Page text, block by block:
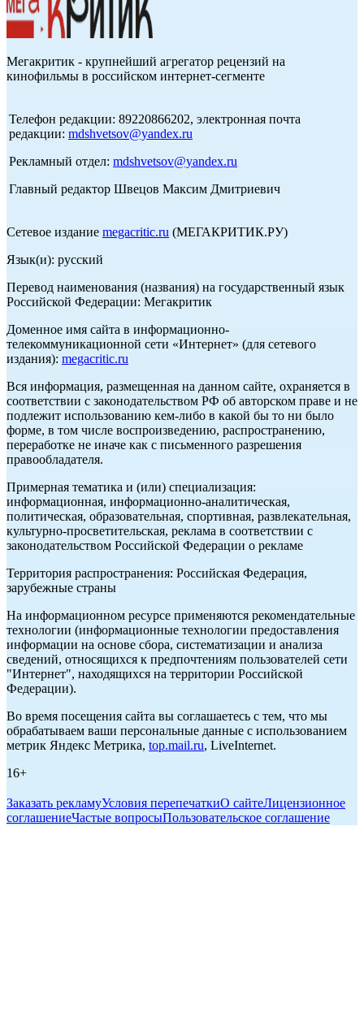
Мегакритик - крупнейший агрегатор рецензий на
кинофильмы в российском интернет-сегменте
Телефон редакции: 89220866202, электронная почта
редакции: mdshvetsov@yandex.ru
Рекламный отдел: mdshvetsov@yandex.ru
Главный редактор Швецов Максим Дмитриевич
Сетевое издание megacritic.ru (МЕГАКРИТИК.РУ)
Язык(и): русский
Перевод наименования (названия) на государственный язык
Российской Федерации: Мегакритик
Доменное имя сайта в информационно-
телекоммуникационной сети «Интернет» (для сетевого
издания): megacritic.ru
Вся информация, размещенная на данном сайте, охраняется в
соответствии с законодательством РФ об авторском праве и не
подлежит использованию кем-либо в какой бы то ни было
форме, в том числе воспроизведению, распространению,
переработке не иначе как с письменного разрешения
правообладателя.
Примерная тематика и (или) специализация:
информационная, информационно-аналитическая,
политическая, образовательная, спортивная, развлекательная,
культурно-просветительская, реклама в соответствии с
законодательством Российской Федерации о рекламе
Территория распространения: Российская Федерация,
зарубежные страны
На информационном ресурсе применяются рекомендательные
технологии (информационные технологии предоставления
информации на основе сбора, систематизации и анализа
сведений, относящихся к предпочтениям пользователей сети
"Интернет", находящихся на территории Российской
Федерации).
Во время посещения сайта вы соглашаетесь с тем, что мы
обрабатываем ваши персональные данные с использованием
метрик Яндекс Метрика, top.mail.ru, LiveInternet.
16+
Заказать рекламуУсловия перепечаткиО сайтеЛицензионное
соглашениеЧастые вопросыПользовательское соглашение